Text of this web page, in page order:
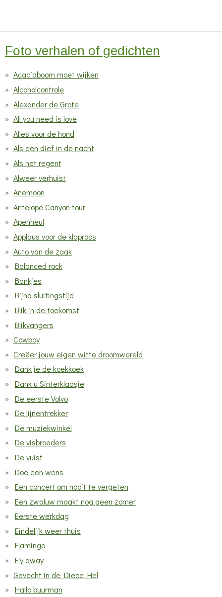
t
e
r
e
n
Foto verhalen of gedichten
Acaciaboom moet wijken
Alcoholcontrole
Alexander de Grote
All you need is love
Alles voor de hond
Als een dief in de nacht
Als het regent
Alweer verhuist
Anemoon
Antelope Canyon tour
Apenheul
Applaus voor de klaproos
Auto van de zaak
Balanced rock
Bankjes
Bijna sluitingstijd
Blik in de toekomst
Blikvangers
Cowboy
Creëer jouw eigen witte droomwereld
Dank je de koekkoek
Dank u Sinterklaasje
De eerste Volvo
De lijnentrekker
De muziekwinkel
De visbroeders
De vuist
Doe een wens
Een concert om nooit te vergeten
Een zwaluw maakt nog geen zomer
Eerste werkdag
Eindelijk weer thuis
Flamingo
Fly away
Gevecht in de Diepe Hel
Hallo buurman